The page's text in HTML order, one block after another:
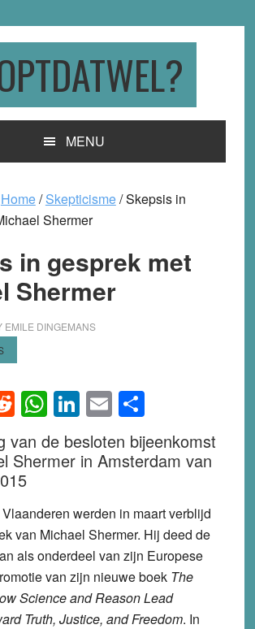
MENU
Home/ Skepticisme/Skepsis in
Shermer
in gesprek met
Shermer
EMILE DINGEMANS
Reddit
WhatsApp
LinkedIn
EmailShare
van de besloten bijeenkomst
Shermer in Amsterdam van
werden in maart verblijd
van Michael Shermer. Hij deed de
als onderdeel van zijn Europese
van zijn nieuwe boek The
Science and Reason Lead
Truth, Justice, and Freedom. In